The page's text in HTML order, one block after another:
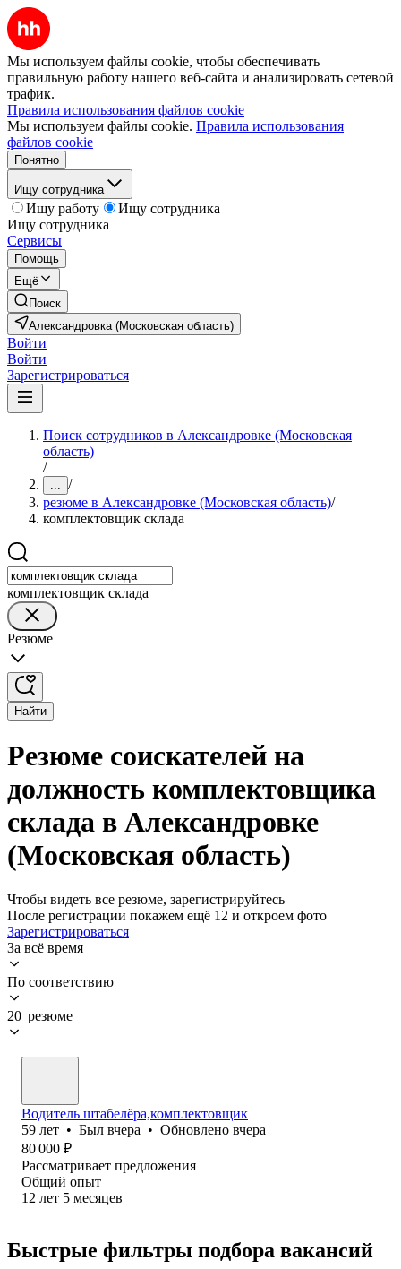
Мы используем файлы cookie, чтобы обеспечивать
правильную работу нашего веб-сайта и анализировать сетевой
трафик.
Правила использования файлов cookie
Мы используем файлы cookie. Правила использования
файлов cookie
Понятно
Ищу сотрудника
Ищу работу
Ищу сотрудника
Ищу сотрудника
Сервисы
Помощь
Ещё
Поиск
Александровка (Московская область)
Войти
Войти
Зарегистрироваться
Поиск сотрудников в Александровке (Московская
область)
/
... /
резюме в Александровке (Московская область)/
комплектовщик склада
комплектовщик склада
Резюме
Найти
Резюме соискателей на
должность комплектовщика
склада в Александровке
(Московская область)
Чтобы видеть все резюме, зарегистрируйтесь
После регистрации покажем ещё 12 и откроем фото
Зарегистрироваться
За всё время
По соответствию
20 резюме
Водитель штабелёра,комплектовщик
59 лет • Был вчера • Обновлено вчера
80 000 ₽
Рассматривает предложения
Общий опыт
12 лет 5 месяцев
Быстрые фильтры подбора вакансий